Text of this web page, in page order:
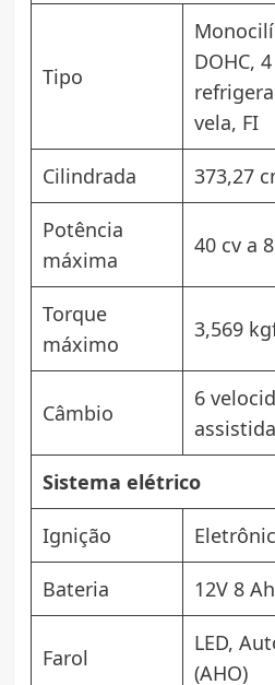
Tipo
DOHC,
vela, FI
Cilindrada 373,27
Potência
máxima
40 cv a
Torque
máximo
3,569
Câmbio
6
Sistema elétrico
Ignição
Bateria 12V 8
Farol
LED,
(AHO)